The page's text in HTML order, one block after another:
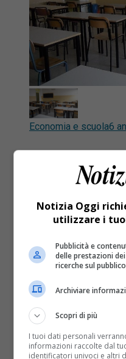
Economia e scuola6
Valduggia
famiglie per
| LE FOTO
Valduggia incontro
chiudere l’anno
genitori. Valduggia
Vista l’impossibilità
Notizia Oggi
utilizzare i
Pubblicità e
delle prestazioni
ricerche sul
Archiviare
Scopri di più
I tuoi dati personali
informazioni raccolte dal
identificatori univoci e altri